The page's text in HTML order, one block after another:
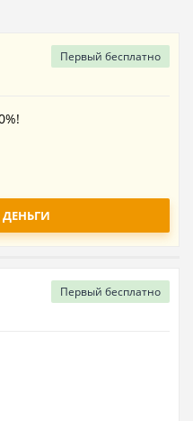
Первый бесплатно
Первый бесплатно